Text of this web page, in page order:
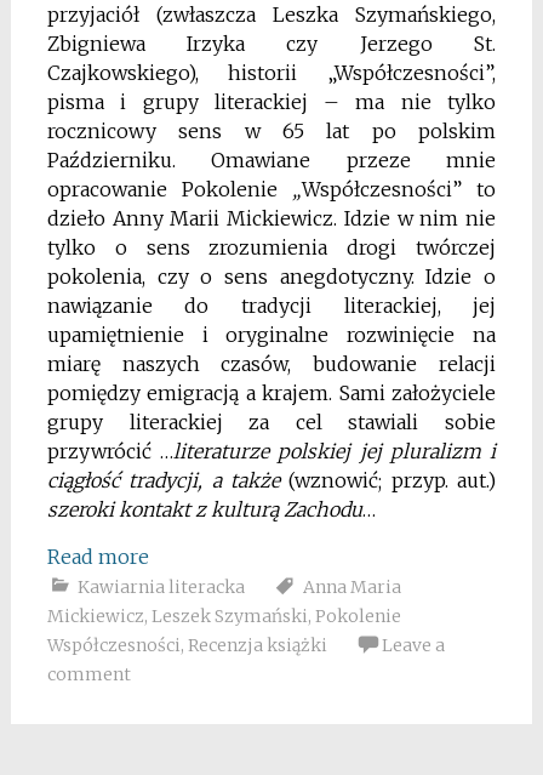
przyjaciół (zwłaszcza Leszka Szymańskiego,
Zbigniewa Irzyka czy Jerzego St.
Czajkowskiego), historii „Współczesności”,
pisma i grupy literackiej – ma nie tylko
rocznicowy sens w 65 lat po polskim
Październiku. Omawiane przeze mnie
opracowanie Pokolenie„Współczesności” to
dzieło Anny Marii Mickiewicz. Idzie w nim nie
tylko o sens zrozumienia drogi twórczej
pokolenia, czy o sens anegdotyczny. Idzie o
nawiązanie do tradycji literackiej, jej
upamiętnienie i oryginalne rozwinięcie na
miarę naszych czasów, budowanie relacji
pomiędzy emigracją a krajem. Sami założyciele
grupy literackiej za cel stawiali sobie
przywrócić …literaturze polskiej jej pluralizm i
ciągłość tradycji, a także(wznowić; przyp. aut.)
szeroki kontakt z kulturą Zachodu…
Read more
Kawiarnia literacka
Anna Maria
Mickiewicz, Leszek Szymański, Pokolenie
Współczesności, Recenzja książki
Leave a
comment